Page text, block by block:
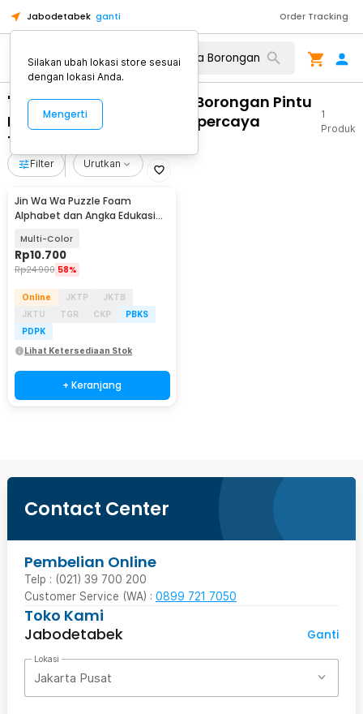
Jabodetabek ganti Order Tracking
"WA 0812 2782 5310 Jasa Borongan Pintu
Kaca Geser Minimalis Terpercaya
Tawangsari Sukoharjo"
1
Produk
Filter Urutkan
Jin Wa Wa Puzzle Foam
Alphabet dan Angka Edukasi
Multi-Color
Rp10.700
Rp24.900 58%
Online JKTP
JKTB
JKTU
TGR CKP
PBKS
PDPK
Lihat Ketersediaan Stok
+ Keranjang
Contact Center
Pembelian Online
Telp : (021) 39 700 200
Customer Service (WA) : 0899 721 7050
Toko Kami
Jabodetabek
Ganti
Lokasi
Jakarta Pusat
Silakan ubah lokasi store sesuai
dengan lokasi Anda.
Mengerti